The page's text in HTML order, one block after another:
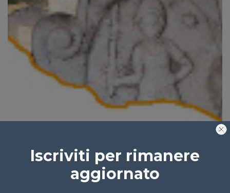
Iscriviti per rimanere
aggiornato